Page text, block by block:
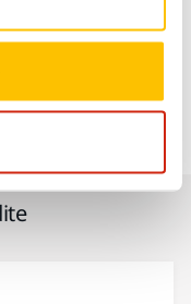
telescopică,
diam. 27 mm/32